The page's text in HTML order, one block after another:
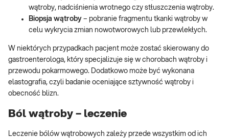
wątroby, nadciśnienia wrotnego czy stłuszczenia wątroby.
Biopsja wątroby – pobranie fragmentu tkanki wątroby w
celu wykrycia zmian nowotworowych lub przewlekłych.
W niektórych przypadkach pacjent może zostać skierowany do
gastroenterologa, który specjalizuje się w chorobach wątroby i
przewodu pokarmowego. Dodatkowo może być wykonana
elastografia, czyli badanie oceniające sztywność wątroby i
obecność blizn.
Ból wątroby – leczenie
Leczenie bólów wątrobowych zależy przede wszystkim od ich